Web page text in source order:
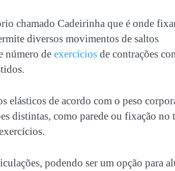
chamado Cadeirinha que é onde
diversos movimentos de saltos
número de exercícios de contrações
elásticos de acordo com o peso
distintas, como parede ou fixação no
podendo ser um opção para